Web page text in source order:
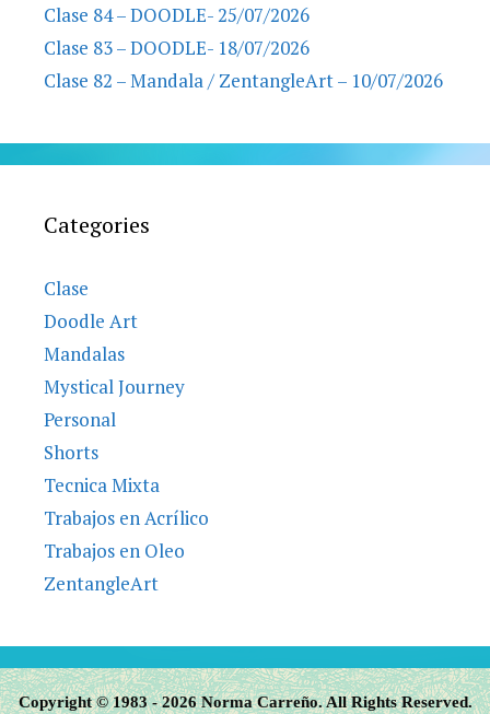
Clase 84 – DOODLE- 25/07/2026
Clase 83 – DOODLE- 18/07/2026
Clase 82 – Mandala / ZentangleArt – 10/07/2026
Categories
Clase
Doodle Art
Mandalas
Mystical Journey
Personal
Shorts
Tecnica Mixta
Trabajos en Acrílico
Trabajos en Oleo
ZentangleArt
Copyright © 1983 - 2026 Norma Carreño. All Rights Reserved.